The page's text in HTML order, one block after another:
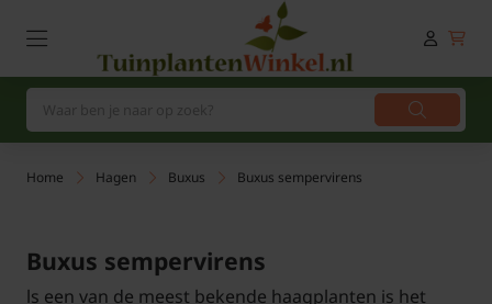
Home Hagen Buxus Buxus sempervirens
Buxus sempervirens
ls een van de meest bekende haagplanten is het